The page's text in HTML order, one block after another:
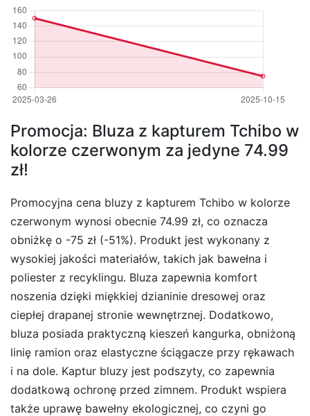
Promocja: Bluza z kapturem Tchibo w
kolorze czerwonym za jedyne 74.99
zł!
Promocyjna cena bluzy z kapturem Tchibo w kolorze
czerwonym wynosi obecnie 74.99 zł, co oznacza
obniżkę o -75 zł (-51%). Produkt jest wykonany z
wysokiej jakości materiałów, takich jak bawełna i
poliester z recyklingu. Bluza zapewnia komfort
noszenia dzięki miękkiej dzianinie dresowej oraz
ciepłej drapanej stronie wewnętrznej. Dodatkowo,
bluza posiada praktyczną kieszeń kangurka, obniżoną
linię ramion oraz elastyczne ściągacze przy rękawach
i na dole. Kaptur bluzy jest podszyty, co zapewnia
dodatkową ochronę przed zimnem. Produkt wspiera
także uprawę bawełny ekologicznej, co czyni go